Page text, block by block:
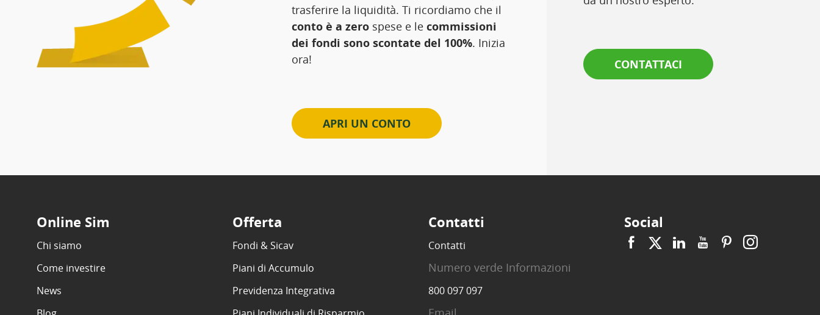
trasferire la liquidità. Ti ricordiamo che il
conto è a zero spese e le commissioni
dei fondi sono scontate del 100%. Inizia
ora!
APRI UN CONTO
CONTATTACI
Online Sim
Chi siamo
Come investire
News
Offerta
Fondi & Sicav
Piani di Accumulo
Previdenza Integrativa
Contatti
Contatti
Numero verde Informazioni
800 097 097
Social